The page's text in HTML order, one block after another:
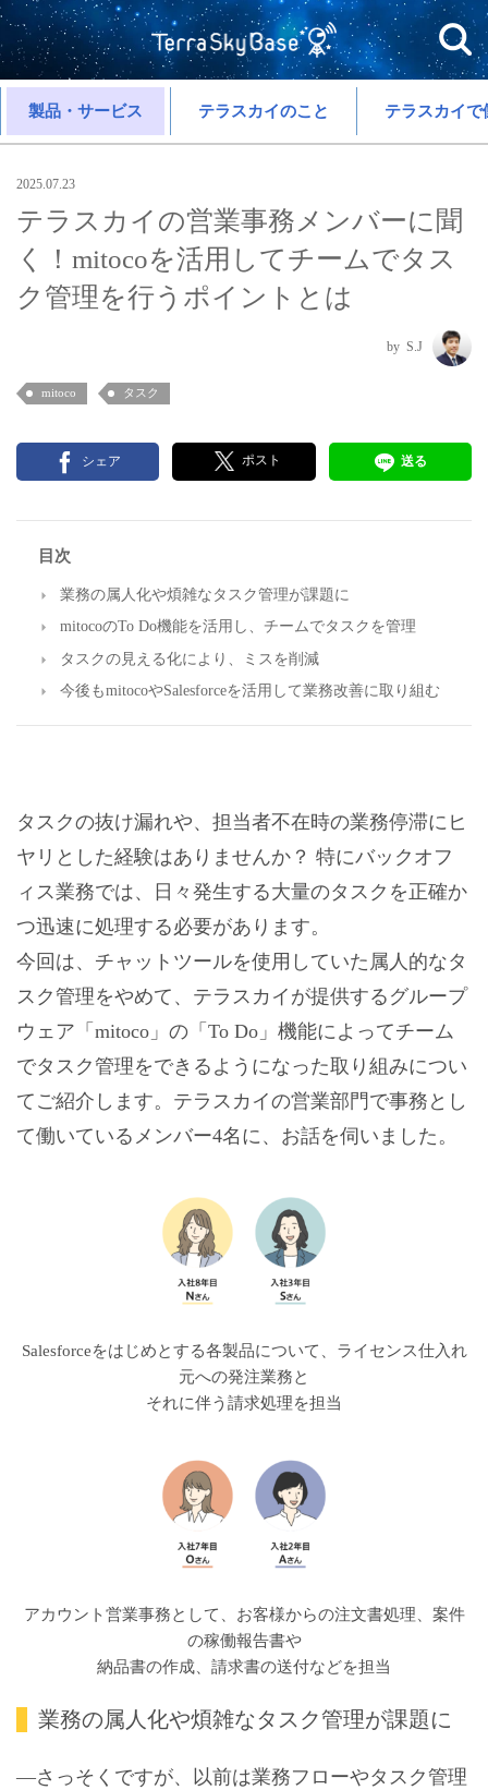
製品・サービス テラスカイのこと テラスカイで
2025.07.23
テラスカイの営業事務メンバーに聞
く！mitocoを活用してチームでタス
ク管理を行うポイントとは
S.J
mitoco タスク
シェア ポスト 送る
目次
業務の属人化や煩雑なタスク管理が課題に
mitocoのTo Do機能を活用し、チームでタスクを管理
タスクの見える化により、ミスを削減
今後もmitocoやSalesforceを活用して業務改善に取り組む
タスクの抜け漏れや、担当者不在時の業務停滞にヒ
ヤリとした経験はありませんか？ 特にバックオフ
ィス業務では、日々発生する大量のタスクを正確か
つ迅速に処理する必要があります。
今回は、チャットツールを使用していた属人的なタ
スク管理をやめて、テラスカイが提供するグループ
ウェア「mitoco」の「To Do」機能によってチーム
でタスク管理をできるようになった取り組みについ
てご紹介します。テラスカイの営業部門で事務とし
て働いているメンバー4名に、お話を伺いました。
Salesforceをはじめとする各製品について、ライセンス仕入れ
元への発注業務と
それに伴う請求処理を担当
アカウント営業事務として、お客様からの注文書処理、案件
の稼働報告書や
納品書の作成、請求書の送付などを担当
業務の属人化や煩雑なタスク管理が課題に
―さっそくですが、以前は業務フローやタスク管理